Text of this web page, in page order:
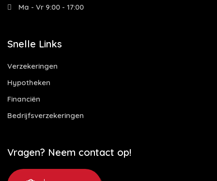
Ma - Vr 9:00 - 17:00
Snelle Links
Verzekeringen
Hypotheken
Financiën
Bedrijfsverzekeringen
Vragen? Neem contact op!